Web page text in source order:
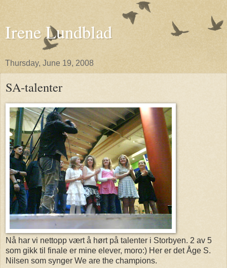
Irene Lundblad
Thursday, June 19, 2008
SA-talenter
Nå har vi nettopp vært å hørt på talenter i Storbyen. 2 av 5
som gikk til finale er mine elever, moro:) Her er det Åge S.
Nilsen som synger We are the champions.